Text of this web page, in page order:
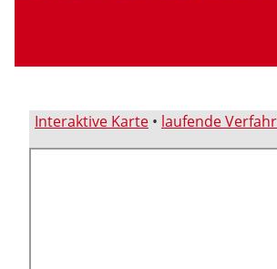
Interaktive Karte • laufende